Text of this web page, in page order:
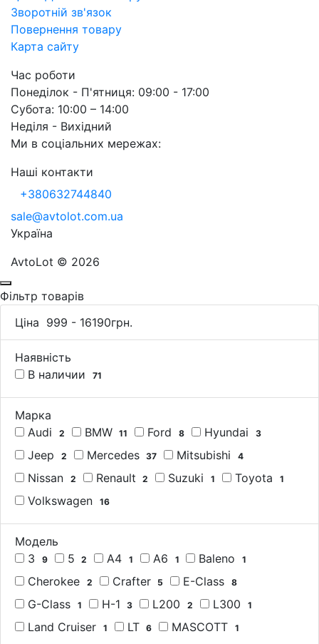
Зворотній зв'язок
Повернення товару
Карта сайту
Час роботи
Понеділок - П'ятниця: 09:00 - 17:00
Субота: 10:00 – 14:00
Неділя - Вихідний
Ми в соціальних мережах:
Наші контакти
+380632744840
sale@avtolot.com.ua
Українa
AvtoLot © 2026
Фільтр товарів
Ціна 999 - 16190грн.
Наявність
В наличии
71
Марка
Audi
2 BMW 11 Ford 8 Hyundai 3
Jeep 2 Mercedes 37 Mitsubishi 4
Nissan 2 Renault 2 Suzuki 1 Toyota 1
Volkswagen 16
Модель
3
9 5 2 A4 1 A6 1 Baleno 1
Cherokee 2 Crafter 5 E-Class 8
G-Class 1 H-1 3 L200 2 L300 1
Land Cruiser 1 LT 6 MASCOTT 1